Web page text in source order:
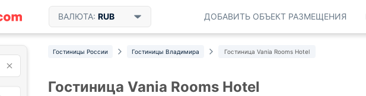
ВАЛЮТА: RUB ДОБАВИТЬ ОБЪЕКТ РАЗМЕЩЕНИЯ
Гостиницы России Гостиницы Владимира Гостиница Vania Rooms Hotel
Гостиница Vania Rooms Hotel